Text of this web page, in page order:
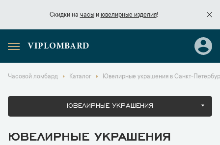
Скидки на часыи ювелирные изделия!
Скидки начасы
VIPLOMBARD
Часовой ломбард Каталог Ювелирные украшения в Санкт-
ЮВЕЛИРНЫЕ УКРАШЕНИЯ
ЮВЕЛИРНЫЕ УКРАШЕНИЯ